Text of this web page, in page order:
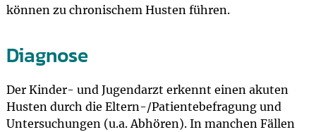
können zu chronischem Husten führen.
Diagnose
Der Kinder- und Jugendarzt erkennt einen akuten
Husten durch die Eltern-/Patientebefragung und
Untersuchungen (u.a. Abhören). In manchen Fällen